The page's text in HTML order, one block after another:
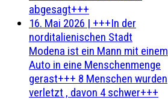
abgesagt+++
16. Mai 2026 | +++In der
norditalienischen Stadt
Modena ist ein Mann mit einem
Auto in eine Menschenmenge
gerast+++ 8 Menschen wurden
verletzt , davon 4 schwer+++